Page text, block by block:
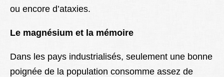
ou encore d’ataxies.
Le magnésium et la mémoire
Dans les pays industrialisés, seulement une bonne
poignée de la population consomme assez de